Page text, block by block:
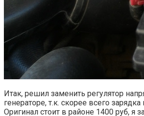
Итак, решил заменить регулятор
генераторе, т.к. скорее всего зарядка
Оригинал стоит в районе 1400 руб, я